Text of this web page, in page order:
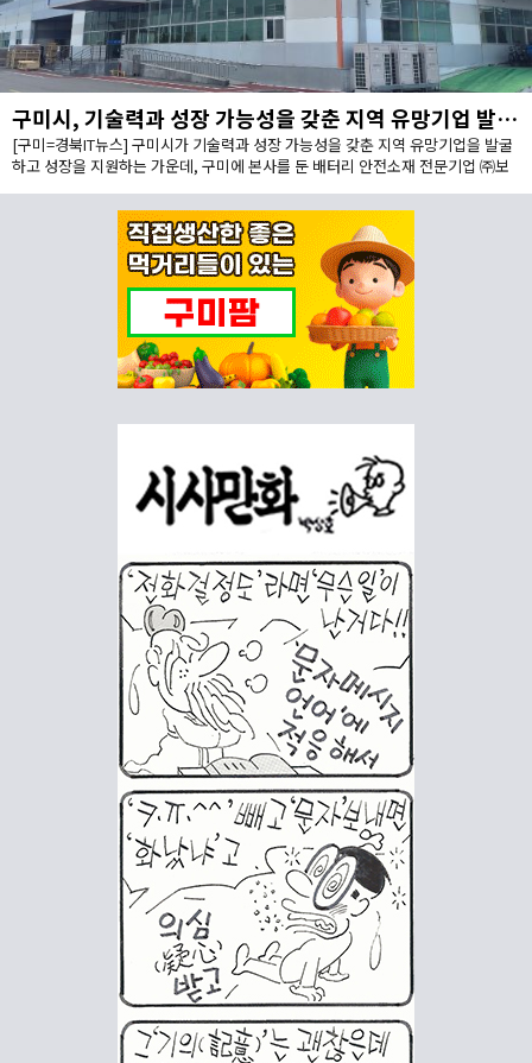
구미시, 기술력과 성장 가능성을 갖춘 지역 유망기업 발굴·성장 지원
[구미=경북IT뉴스] 구미시가 기술력과 성장 가능성을 갖춘 지역 유망기업을 발굴
하고 성장을 지원하는 가운데, 구미에 본사를 둔 배터리 안전소재 전문기업 ㈜보
구미에 차세대 배터리 안전소재 양산거점을 구축한다.